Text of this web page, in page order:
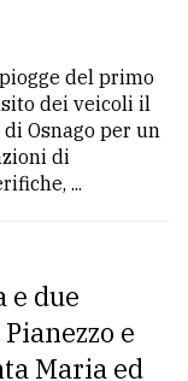
del primo
dei veicoli il
Osnago per un
di
...
e due
e
Maria ed